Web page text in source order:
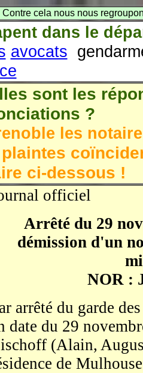
Contre cela nous nous
dans le
avocats
sont les
?
les
ci-dessous !
officiel
Arrêté du 29
démission d'un
NOR :
arrêté du garde
date du 29
(Alain,
de